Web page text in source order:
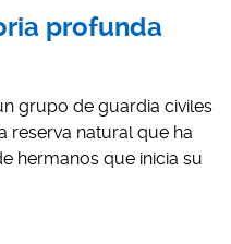
profunda
grupo de guardia civiles
reserva natural que ha
hermanos que inicia su